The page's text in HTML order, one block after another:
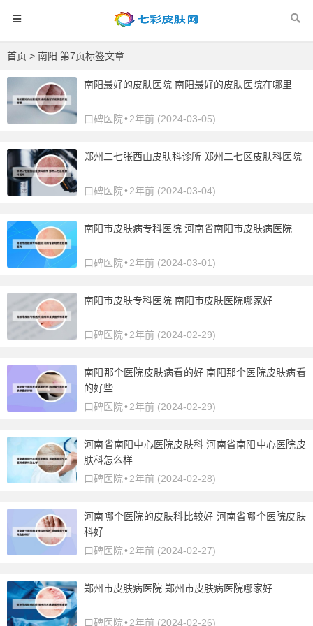
首页 > 南阳 第7页标签文章
南阳最好的皮肤医院 南阳最好的皮肤医院在哪里
口碑医院•2年前 (2024-03-05)
郑州二七张西山皮肤科诊所 郑州二七区皮肤科医院
口碑医院•2年前 (2024-03-04)
南阳市皮肤病专科医院 河南省南阳市皮肤病医院
口碑医院•2年前 (2024-03-01)
南阳市皮肤专科医院 南阳市皮肤医院哪家好
口碑医院•2年前 (2024-02-29)
南阳那个医院皮肤病看的好 南阳那个医院皮肤病看
的好些
口碑医院•2年前 (2024-02-29)
河南省南阳中心医院皮肤科 河南省南阳中心医院皮
肤科怎么样
口碑医院•2年前 (2024-02-28)
河南哪个医院的皮肤科比较好 河南省哪个医院皮肤
科好
口碑医院•2年前 (2024-02-27)
郑州市皮肤病医院 郑州市皮肤病医院哪家好
口碑医院•2年前 (2024-02-26)